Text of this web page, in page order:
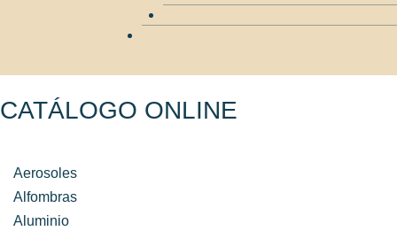
CATÁLOGO ONLINE
Aerosoles
Alfombras
Aluminio